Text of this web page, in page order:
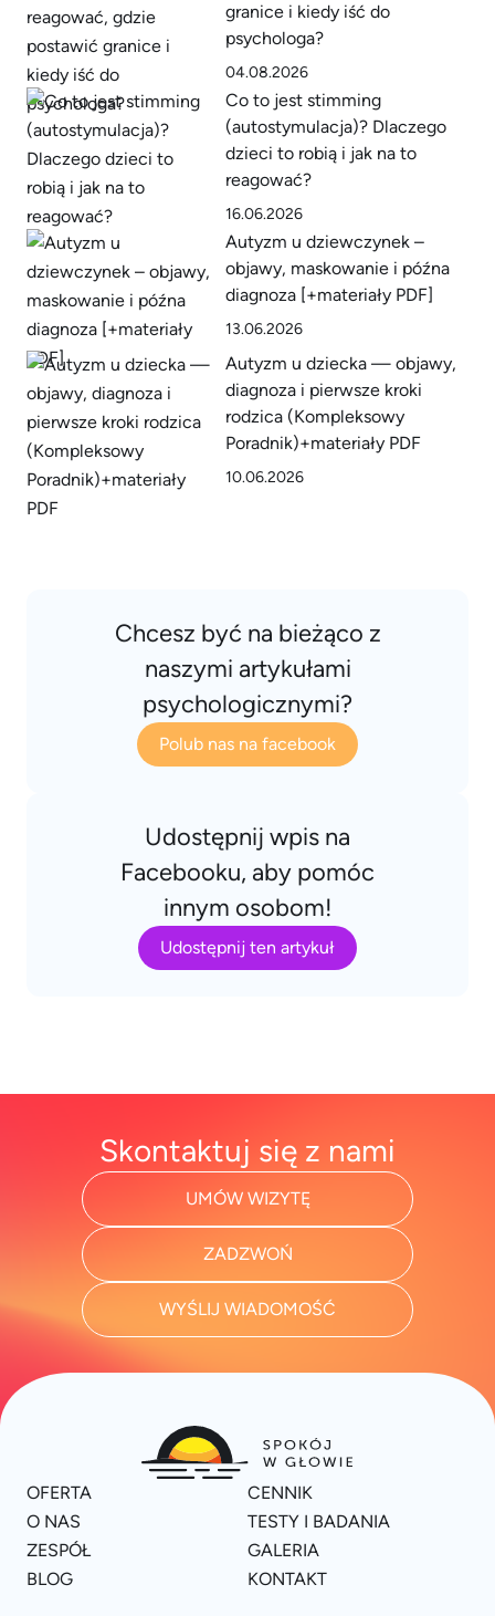
granice i kiedy iść do
psychologa?
04.08.2026
Co to jest stimming
(autostymulacja)? Dlaczego
dzieci to robią i jak na to
reagować?
16.06.2026
Autyzm u dziewczynek –
objawy, maskowanie i późna
diagnoza [+materiały PDF]
13.06.2026
Autyzm u dziecka — objawy,
diagnoza i pierwsze kroki
rodzica (Kompleksowy
Poradnik)+materiały PDF
10.06.2026
Chcesz być na bieżąco z
naszymi artykułami
psychologicznymi?
Polub nas na facebook
Udostępnij wpis na
Facebooku, aby pomóc
innym osobom!
Udostępnij ten artykuł
Skontaktuj się z nami
UMÓW WIZYTĘ
ZADZWOŃ
WYŚLIJ WIADOMOŚĆ
OFERTA
CENNIK
O NAS
TESTY I BADANIA
ZESPÓŁ
GALERIA
BLOG
KONTAKT